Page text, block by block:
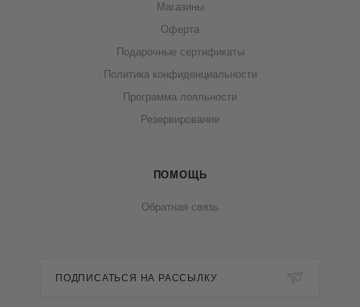
Магазины
Оферта
Подарочные сертификаты
Политика конфиденциальности
Программа лояльности
Резервирование
ПОМОЩЬ
Обратная связь
ПОДПИСАТЬСЯ НА РАССЫЛКУ